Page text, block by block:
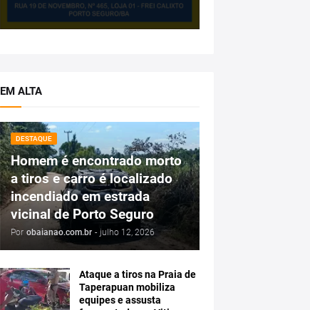
EM ALTA
DESTAQUE
Homem é encontrado morto
a tiros e carro é localizado
incendiado em estrada
vicinal de Porto Seguro
Por obaianao.com.br - julho 12, 2026
Ataque a tiros na Praia de
Taperapuan mobiliza
equipes e assusta